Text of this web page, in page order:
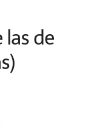
de